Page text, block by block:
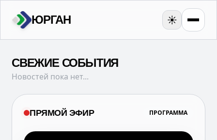
ЮРГАН ☀️
СВЕЖИЕ СОБЫТИЯ
Новостей пока нет...
ПРЯМОЙ ЭФИР ПРОГРАММА